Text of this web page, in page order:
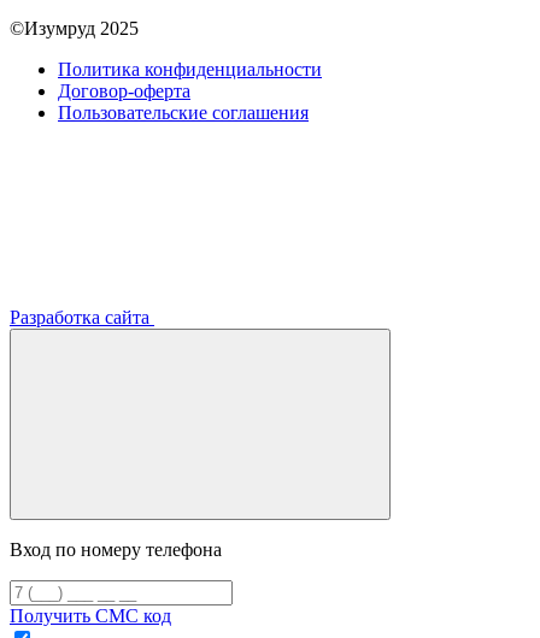
©Изумруд 2025
Политика конфиденциальности
Договор-оферта
Пользовательские соглашения
Разработка сайта
Вход по номеру телефона
Получить СМС код